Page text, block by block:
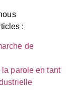
:
de
la parole en tant